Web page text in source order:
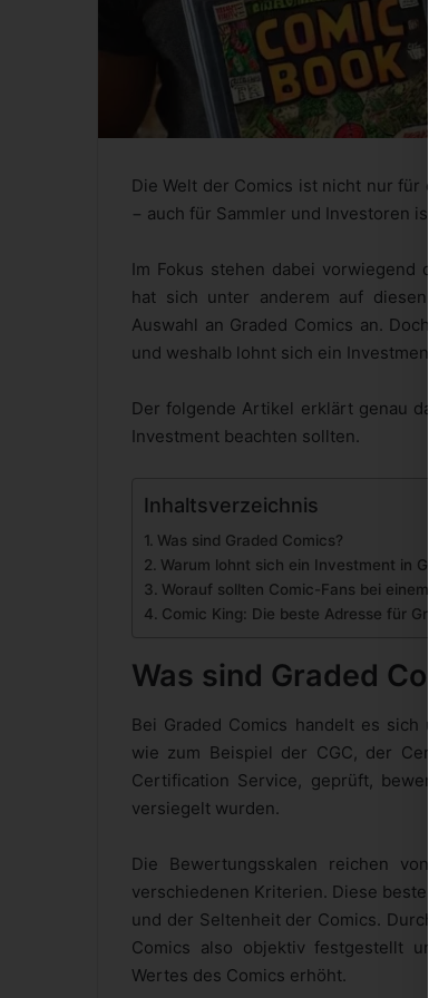
Die Welt der Comics ist nicht nur für
− auch für Sammler und Investoren
Im Fokus stehen dabei vorwiegend
hat sich unter anderem auf
Auswahl an Graded Comics an.
und weshalb lohnt sich ein
Der folgende Artikel erklärt genau
Investment beachten sollten.
Inhaltsverzeichnis
Was sind Graded Comics?
Warum lohnt sich ein Investment in
Worauf sollten Comic-Fans bei
Comic King: Die beste Adresse für
Was sind Graded
Bei Graded Comics handelt es sich
wie zum Beispiel der CGC, der
Certification Service, geprüft,
versiegelt wurden.
Die Bewertungsskalen reichen
verschiedenen Kriterien. Diese
und der Seltenheit der Comics.
Comics also objektiv festgestellt
Wertes des Comics erhöht.